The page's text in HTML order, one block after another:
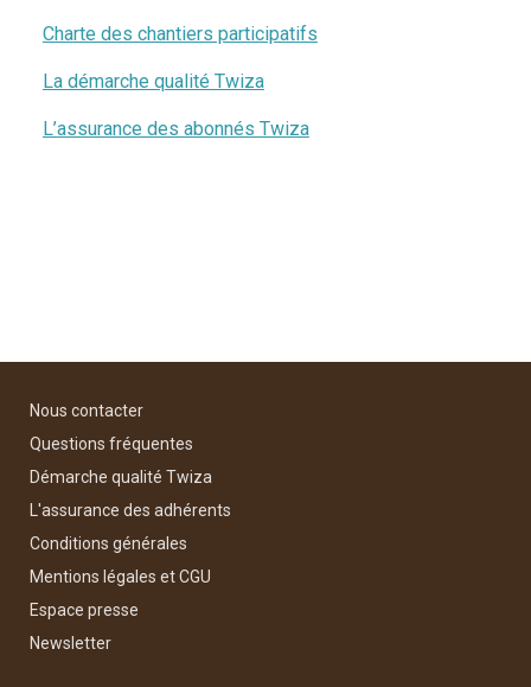
Charte des chantiers participatifs
La démarche qualité Twiza
L’assurance des abonnés Twiza
Nous contacter
Questions fréquentes
Démarche qualité Twiza
L'assurance des adhérents
Conditions générales
Mentions légales et CGU
Espace presse
Newsletter